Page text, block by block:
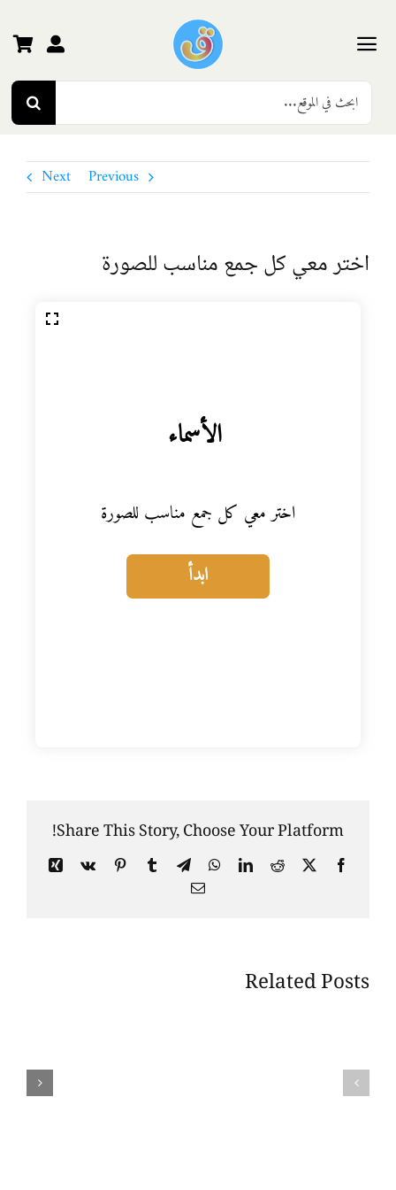
content
Toggle
Navigation
الرئيسية
رياض الأطفال
المرحلة الثانية
الألعاب التفاعلية
Search
for:
Previous
Next
اختر معي كل جمع مناسب للصورة
الأسماء
اختر معي كل جمع مناسب للصورة
Share This Story, Choose Your Platform!
Facebook
X
Reddit
LinkedIn
WhatsApp
Telegram
Tumblr
Pinterest
Vk
Xing
Email
Related Posts